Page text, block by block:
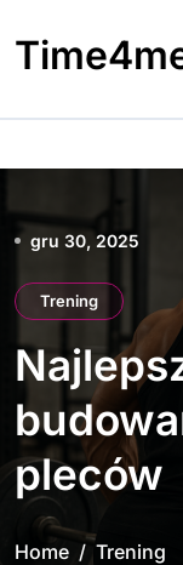
to
content
gru 30, 2025
Trening
pleców
Home
Trening